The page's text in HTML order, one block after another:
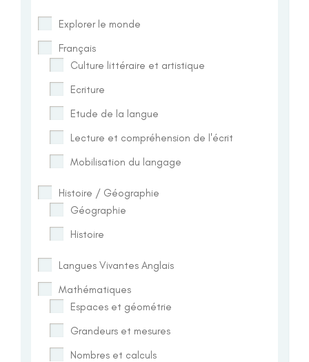
Explorer le monde
Français
Culture littéraire et artistique
Ecriture
Etude de la langue
Lecture et compréhension de l'écrit
Mobilisation du langage
Histoire / Géographie
Géographie
Histoire
Langues Vivantes Anglais
Mathématiques
Espaces et géométrie
Grandeurs et mesures
Nombres et calculs